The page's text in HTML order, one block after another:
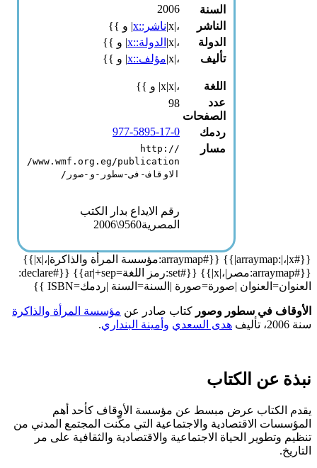
السنة
2006
الناشر
،|x| ناشر::x | و }}
الدولة
،|x| الدولة::x | و }}
تأليف
،|x| مؤلف::x | و }}
اللغة
،|x|x| و }}
عدد
الصفحات
98
ردمك
977-5895-17-0
مسار
http://
www.wmf.org.eg/publication/
الاوقاف-فى-سطور-و-صور/
رقم الايداع بدار الكتب
المصرية9560\2006
{{#arraymap:|،|x|}} {{#arraymap:مؤسسة المرأة والذاكرة|،|x|}}
{{#arraymap:مصر|،|x|}} {{#set:رمز اللغة=ar|+sep}} {{#declare:
العنوان=العنوان |صورة=صورة |السنة=السنة |ردمك=ISBN }}
الأوقاف في سطور وصور كتاب صادر عن مؤسسة المرأة والذاكرة
سنة 2006، تأليف
هدى السعدي وأمينة البنداري.
نبذة عن الكتاب
يقدم الكتاب عرض مبسط عن مؤسسة الأوقاف كأحد أهم
المؤسسات الاقتصادية والاجتماعية التي مكّنت المجتمع المدني من
تنظيم وتطوير الحياة الاجتماعية والاقتصادية والثقافية على مر
التاريخ.